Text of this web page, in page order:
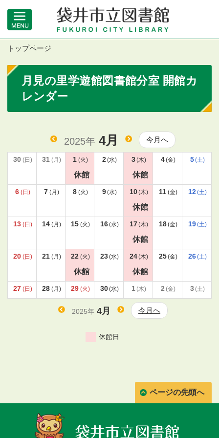
トップページ
月見の里学遊館図書館分室 開館カ
レンダー
2025年 4月 今月へ
30 (日) 31 (月) 1 (火)
休館
2(水) 3(木)
休館
4(金) 5(土)
6 (日) 7 (月) 8 (火) 9(水) 10(木)
休館
11 (金) 12(土)
13 (日) 14 (月) 15 (火) 16(水) 17(木)
休館
18(金) 19(土)
20 (日) 21 (月) 22 (火)
休館
23(水) 24(木)
休館
25(金) 26(土)
27 (日) 28 (月) 29 (火) 30(水) 1 (木) 2 (金) 3(土)
2025年 4月 今月へ
ページの先頭へ